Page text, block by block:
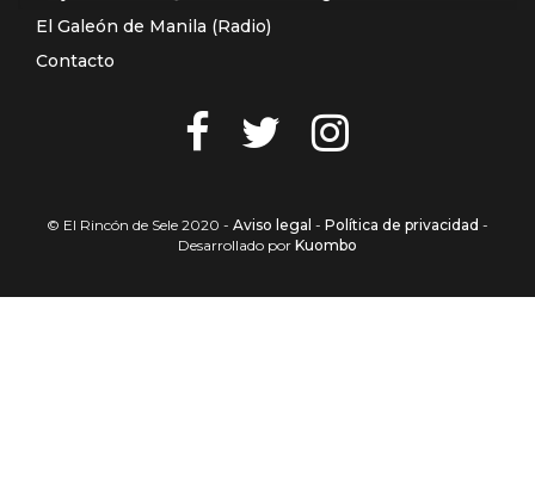
El Galeón de Manila (Radio)
Contacto
© El Rincón de Sele 2020 - Aviso legal - Política de privacidad -
Desarrollado por Kuombo